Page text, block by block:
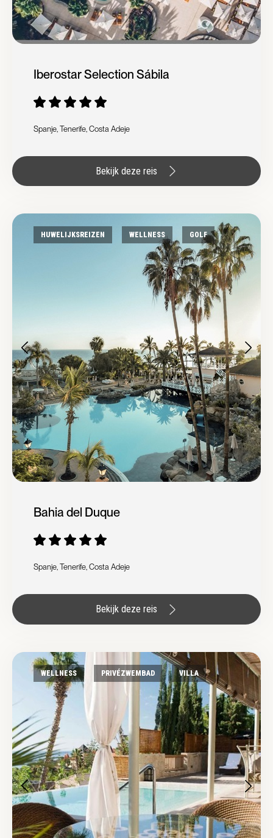
Iberostar Selection Sábila
Spanje, Tenerife, Costa Adeje
Bekijk deze reis
HUWELIJKSREIZEN WELLNESS GOLF
Bahia del Duque
Spanje, Tenerife, Costa Adeje
Bekijk deze reis
WELLNESS PRIVÉZWEMBAD VILLA